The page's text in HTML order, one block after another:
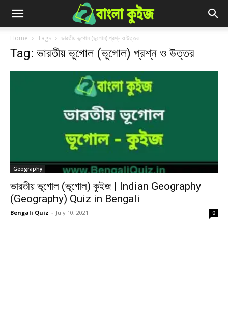
Home Tags ভারতীয় ভূগোল (ভূগোল) প্রশ্ন ও উত্তর
Tag: ভারতীয় ভূগোল (ভূগোল) প্রশ্ন ও উত্তর
Geography
ভারতীয় ভূগোল (ভূগোল) কুইজ | Indian Geography
(Geography) Quiz in Bengali
Bengali Quiz - July 10, 2021 0